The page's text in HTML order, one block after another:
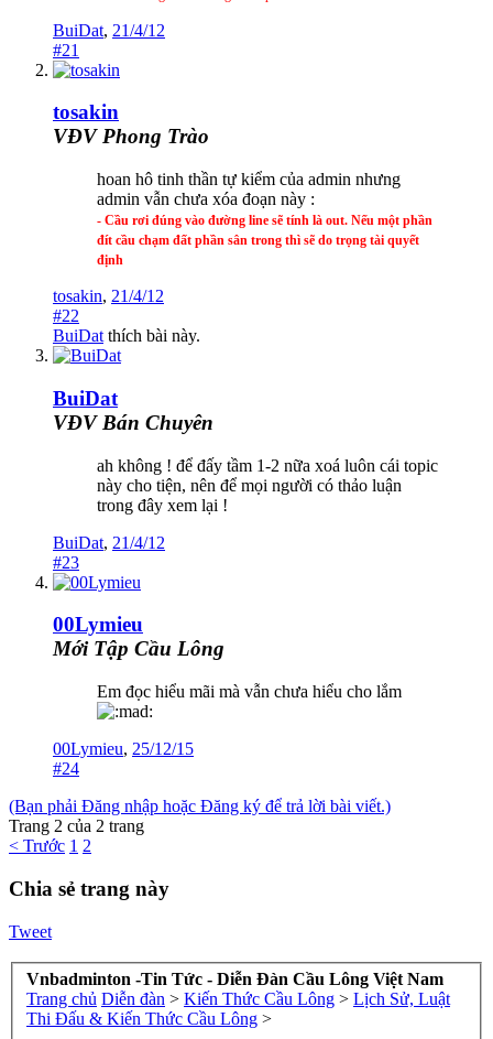
BuiDat, 21/4/12
#21
tosakin
VĐV Phong Trào
hoan hô tinh thần tự kiểm của admin nhưng
admin vẫn chưa xóa đoạn này :
- Cầu rơi đúng vào đường line sẽ tính là out. Nếu một phần
đít cầu chạm đất phần sân trong thì sẽ do trọng tài quyết
định
tosakin, 21/4/12
#22
BuiDat thích bài này.
BuiDat
VĐV Bán Chuyên
ah không ! để đấy tầm 1-2 nữa xoá luôn cái topic
này cho tiện, nên để mọi người có thảo luận
trong đây xem lại !
BuiDat, 21/4/12
#23
00Lymieu
Mới Tập Cầu Lông
Em đọc hiểu mãi mà vẫn chưa hiểu cho lắm
00Lymieu, 25/12/15
#24
(Bạn phải Đăng nhập hoặc Đăng ký để trả lời bài viết.)
Trang 2 của 2 trang
< Trước 1 2
Chia sẻ trang này
Tweet
Vnbadminton -Tin Tức - Diễn Đàn Cầu Lông Việt Nam
Trang chủ Diễn đàn > Kiến Thức Cầu Lông > Lịch Sử, Luật
Thi Đấu & Kiến Thức Cầu Lông >